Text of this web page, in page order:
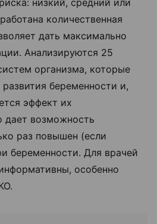
низкий, средний или
количественная
дать максимально
Анализируются 25
организма, которые
беременности и,
эффект их
дает возможность
раз повышен (если
беременности. Для врачей
особенно